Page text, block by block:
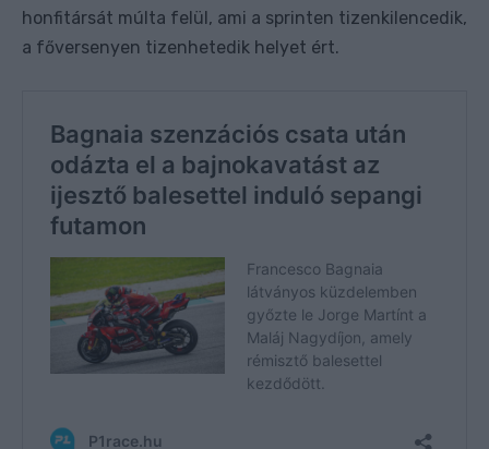
honfitársát múlta felül, ami a sprinten tizenkilencedik,
a főversenyen tizenhetedik helyet ért.